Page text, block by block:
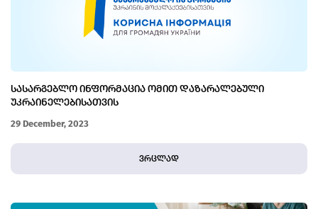
ᲡᲐᲡᲐᲠᲒᲔᲑᲚᲝ ᲘᲜᲤᲝᲠᲛᲐᲪᲘᲐ ᲝᲛᲘᲗ ᲓᲐᲖᲐᲠᲐᲚᲔᲑᲣᲚᲘ
ᲣᲙᲠᲐᲘᲜᲔᲚᲔᲑᲘᲡᲐᲗᲕᲘᲡ
29 December, 2023
ვრცლად